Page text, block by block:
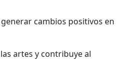
cambios positivos en
artes y contribuye al